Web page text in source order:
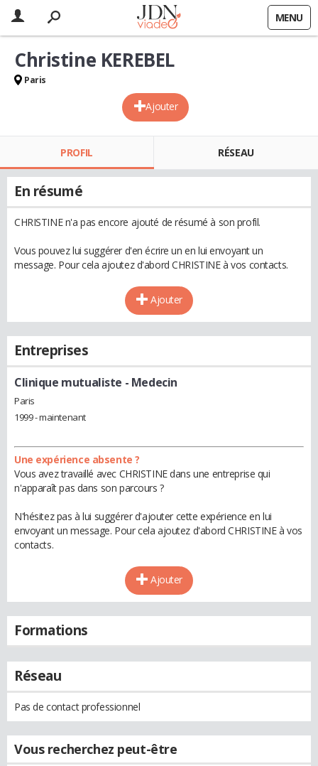
MENU
Ajouter
Christine KEREBEL
Paris
PROFIL RÉSEAU
En résumé
CHRISTINE n'a pas encore ajouté de résumé à son profil.
Vous pouvez lui suggérer d'en écrire un en lui envoyant un
message. Pour cela ajoutez d'abord CHRISTINE à vos contacts.
Ajouter
Entreprises
Clinique mutualiste - Medecin
Paris
1999 - maintenant
Une expérience absente ?
Vous avez travaillé avec CHRISTINE dans une entreprise qui
n'apparaît pas dans son parcours ?
N'hésitez pas à lui suggérer d'ajouter cette expérience en lui
envoyant un message. Pour cela ajoutez d'abord CHRISTINE à vos
contacts.
Ajouter
Formations
Réseau
Pas de contact professionnel
Vous recherchez peut-être